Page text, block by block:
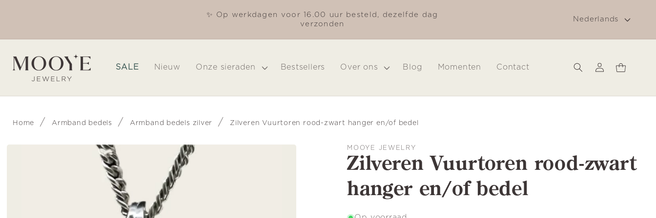
✨ Op werkdagen voor 16.00 uur besteld, dezelfde dag
verzonden
Gratis verzending in Nederland vanaf €
Nederlands
SALE Nieuw Onze sieraden Bestsellers Over ons Blog Momenten Contact Inloggen
Winkelwagen
Home / Armband bedels / Armband bedels zilver / Zilveren Vuurtoren rood-zwart hanger en/of bedel
MOOYE JEWELRY
Zilveren Vuurtoren rood-zwart
hanger en/of bedel